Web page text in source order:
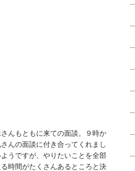
んもともに来ての面談。９時か
んの面談に付き合ってくれまし
うですが、やりたいことを全部
時間がたくさんあるところと決